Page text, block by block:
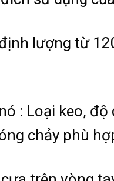
lượng từ
: Loại keo, độ
chảy phù